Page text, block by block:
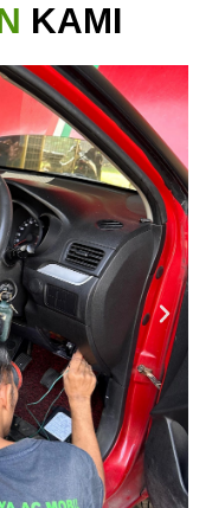
KAMI